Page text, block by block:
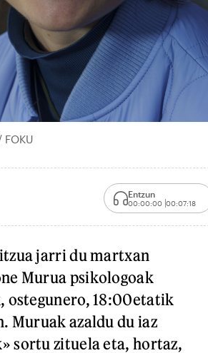
FOKU
Entzun
00:00:00 00:07:18
jarri du martxan
Murua psikologoak
ostegunero, 18:00etatik
Muruak azaldu du iaz
sortu zituela eta, hortaz,